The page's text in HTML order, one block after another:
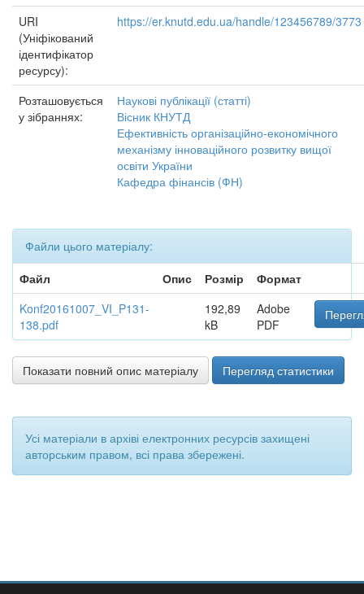
URI
(Уніфікований
ідентифікатор
ресурсу):
https://er.knutd.edu.ua/handle/123456789/3773
Розташовується
у зібраннях:
Наукові публікації (статті)
Вісник КНУТД
Ефективність організаційно-економічного
механізму інноваційного розвитку вищої
освіти України
Кафедра фінансів (ФН)
Файли цього матеріалу:
Файл
Опис Розмір
Формат
Konf20161007_VI_P131-
138.pdf
192,89
kB
Adobe
PDF
Показати повний опис матеріалу Перегляд статистики
Усі матеріали в архіві електронних ресурсів захищені
авторським правом, всі права збережені.